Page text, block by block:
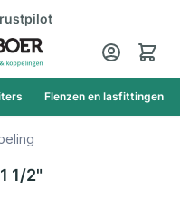
Cart
Flenzen en lasfittingen
1/2"